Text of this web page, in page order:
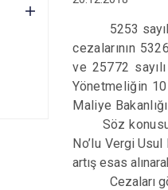
5253
cezalarının
ve 25772
Yönetmeliğin
Maliye
Söz
No’lu Vergi Usul
artış esas
Cezaları